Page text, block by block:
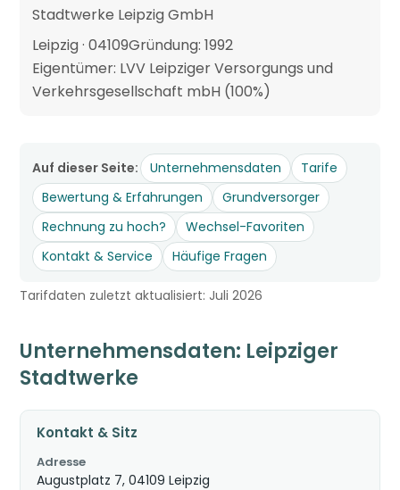
Stadtwerke Leipzig GmbH
Leipzig · 04109Gründung: 1992
Eigentümer: LVV Leipziger Versorgungs und
Verkehrsgesellschaft mbH (100%)
Auf dieser Seite: Unternehmensdaten
Tarife
Bewertung & Erfahrungen
Grundversorger
Rechnung zu hoch?
Wechsel-Favoriten
Kontakt & Service
Häufige Fragen
Tarifdaten zuletzt aktualisiert: Juli 2026
Unternehmensdaten: Leipziger
Stadtwerke
Kontakt & Sitz
Adresse
Augustplatz 7, 04109 Leipzig